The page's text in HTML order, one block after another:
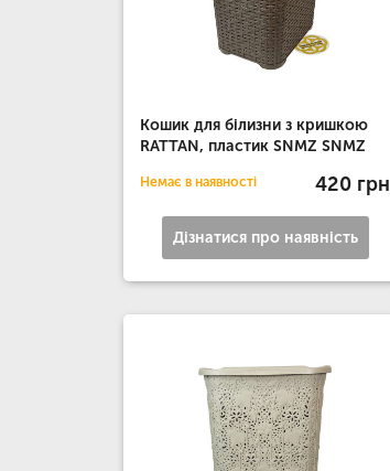
Кошик для білизни з кришкою
RATTAN, пластик SNMZ SNMZ
Немає в наявності 420 грн
Дізнатися про наявність